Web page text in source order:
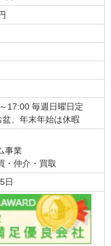
キッチン水栓も合わせて
ントとなりました。
ご依頼いただき、誠に有
生を抑える製品を選定さ
たのではないかと存じま
に関しましては納品遅れ
ご理解いただき感謝申し
にもご協力いただき、あ
17:00 毎週日曜日定
、年末年始は休暇
事業
・仲介・買取
日